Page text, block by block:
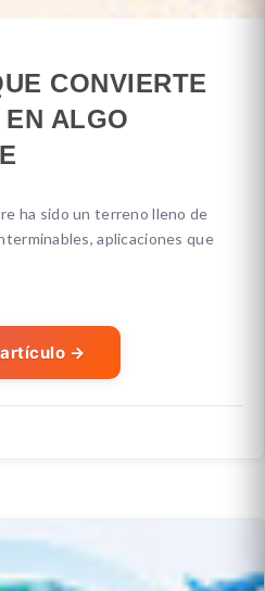
CONVIERTE
ALGO
ha sido un terreno lleno de
aplicaciones que
→